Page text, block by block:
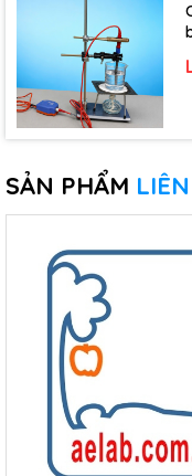
SẢN PHẨM